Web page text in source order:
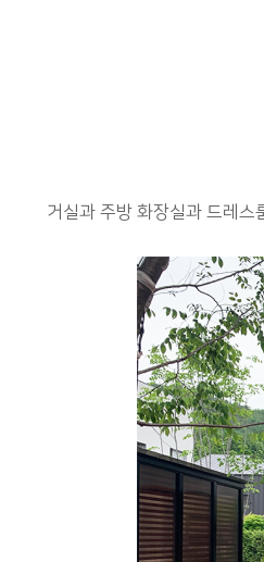
거실과 주방 화장실과 드레스